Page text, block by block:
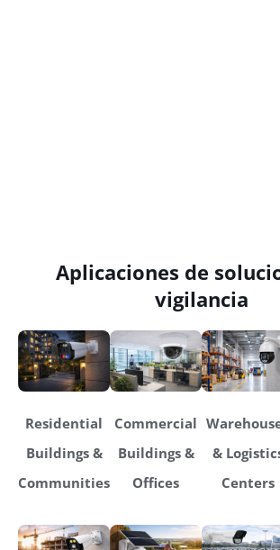
Aplicaciones de
vigilancia
Residential
Buildings &
Communities
Commercial
Buildings &
Offices
&
Centers